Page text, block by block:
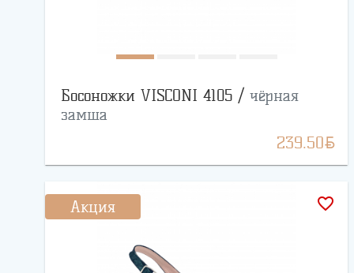
Босоножки VISCONI 4105 / чёрная
замша
239.50BYN
Акция favorite_border